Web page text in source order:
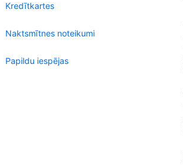
Kredītkartes
Naktsmītnes noteikumi
Papildu iespējas